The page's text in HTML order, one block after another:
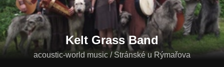
Kelt Grass Band
acoustic-world music / Stránské u Rýmařova